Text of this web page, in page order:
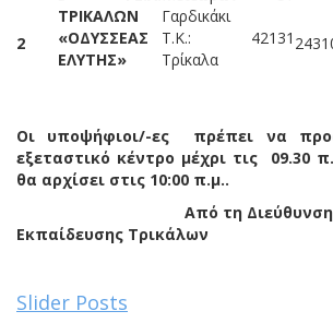
2
ΤΡΙΚΑΛΩΝ
«ΟΔΥΣΣΕΑΣ
ΕΛΥΤΗΣ»
Γαρδικάκι
Τ.Κ.: 42131
Τρίκαλα
Οι υποψήφιοι/-ες πρέπει να
εξεταστικό κέντρο μέχρι τις 09.30
θα αρχίσει στις 10:00 π.μ..
Από τη Διεύθυνση
Εκπαίδευσης Τρικάλων
Slider Posts